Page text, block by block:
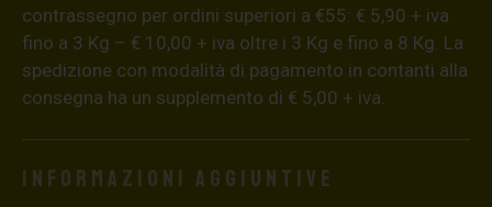
contrassegno per ordini superiori a €55: € 5,90 + iva
fino a 3 Kg – € 10,00 + iva oltre i 3 Kg e fino a 8 Kg. La
spedizione con modalità di pagamento in contanti alla
consegna ha un supplemento di € 5,00 + iva.
Informazioni aggiuntive